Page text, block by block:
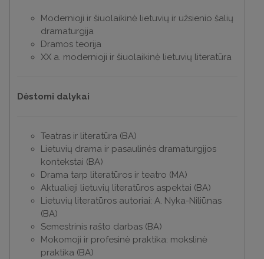
Modernioji ir šiuolaikinė lietuvių ir užsienio šalių
dramaturgija
Dramos teorija
XX a. modernioji ir šiuolaikinė lietuvių literatūra
Dėstomi dalykai
Teatras ir literatūra (BA)
Lietuvių drama ir pasaulinės dramaturgijos
kontekstai (BA)
Drama tarp literatūros ir teatro (MA)
Aktualieji lietuvių literatūros aspektai (BA)
Lietuvių literatūros autoriai: A. Nyka-Niliūnas
(BA)
Semestrinis rašto darbas (BA)
Mokomoji ir profesinė praktika: mokslinė
praktika (BA)